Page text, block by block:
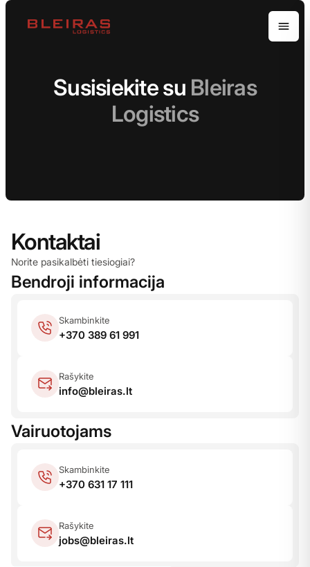
Susisiekite suBleiras
Logistics
Kontaktai
Norite pasikalbėti tiesiogiai?
Bendroji informacija
Skambinkite
+370 389 61 991
Rašykite
info@bleiras.lt
Vairuotojams
Skambinkite
+370 631 17 111
Rašykite
jobs@bleiras.lt